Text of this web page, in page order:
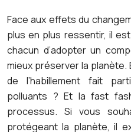
Face aux effets du
plus en plus ressentir, il
chacun d’adopter un
mieux préserver la planète.
de l’habillement fait
polluants ? Et la fast
processus. Si vous
protégeant la planète, il